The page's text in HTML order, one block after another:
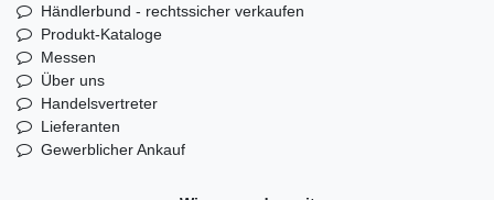
Händlerbund - rechtssicher verkaufen
Produkt-Kataloge
Messen
Über uns
Handelsvertreter
Lieferanten
Gewerblicher Ankauf